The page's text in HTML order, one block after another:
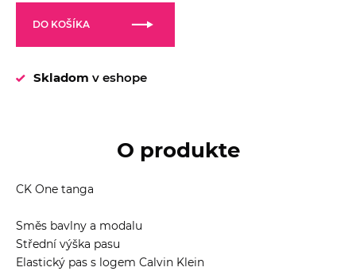
DO KOŠÍKA
Skladom v eshope
O produkte
CK One tanga
Směs bavlny a modalu
Střední výška pasu
Elastický pas s logem Calvin Klein